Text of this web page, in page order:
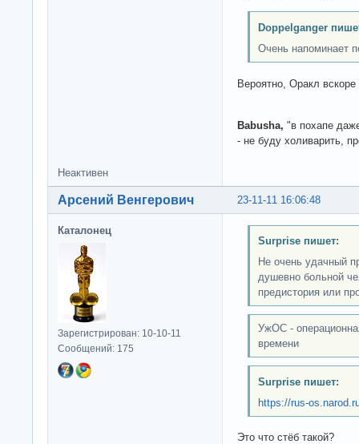
Doppelganger
Очень напоминает
Вероятно, Оракл
Babusha, "в похапе
- не буду холиварить,
Неактивен
23-11-11 16:06:48
Арсений Венгерович
Каталонец
Зарегистрирован: 10-10-11
Сообщений: 175
Surprise пишет:
Не очень удачный
душевно больной
предистория или
УжОС -
времени
Surprise пишет:
https://rus-
Это что стёб такой?